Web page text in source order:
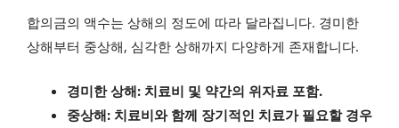
합의금의 액수는 상해의 정도에 따라 달라집니다. 경미한
상해부터 중상해, 심각한 상해까지 다양하게 존재합니다.
경미한 상해: 치료비 및 약간의 위자료 포함.
중상해: 치료비와 함께 장기적인 치료가 필요할 경우